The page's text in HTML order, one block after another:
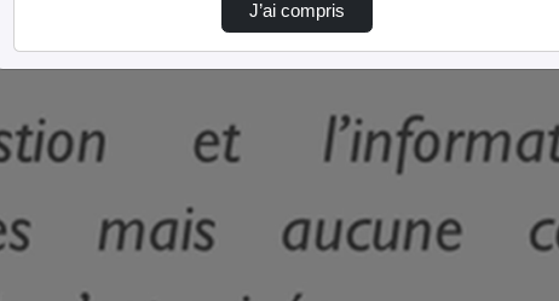
J’ai compris